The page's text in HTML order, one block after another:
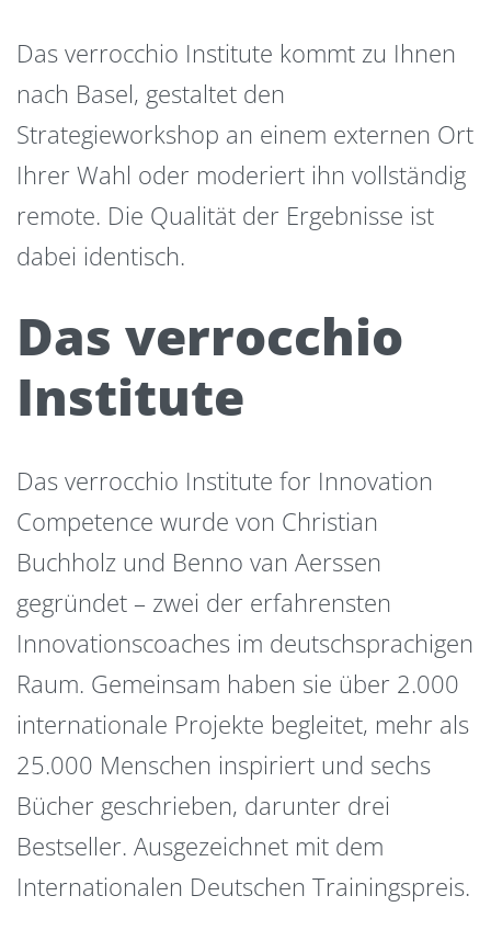
Das verrocchio Institute kommt zu Ihnen
nach Basel, gestaltet den
Strategieworkshop an einem externen Ort
Ihrer Wahl oder moderiert ihn vollständig
remote. Die Qualität der Ergebnisse ist
dabei identisch.
Das verrocchio
Institute
Das verrocchio Institute for Innovation
Competence wurde von Christian
Buchholz und Benno van Aerssen
gegründet – zwei der erfahrensten
Innovationscoaches im deutschsprachigen
Raum. Gemeinsam haben sie über 2.000
internationale Projekte begleitet, mehr als
25.000 Menschen inspiriert und sechs
Bücher geschrieben, darunter drei
Bestseller. Ausgezeichnet mit dem
Internationalen Deutschen Trainingspreis.